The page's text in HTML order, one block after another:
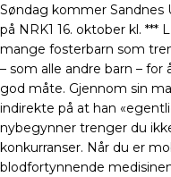
Søndag kommer Sandnes
på NRK1 16. oktober kl. ***
mange fosterbarn som
– som alle andre barn –
god måte. Gjennom sin
indirekte på at han
nybegynner trenger du
konkurranser. Når du er
blodfortynnende